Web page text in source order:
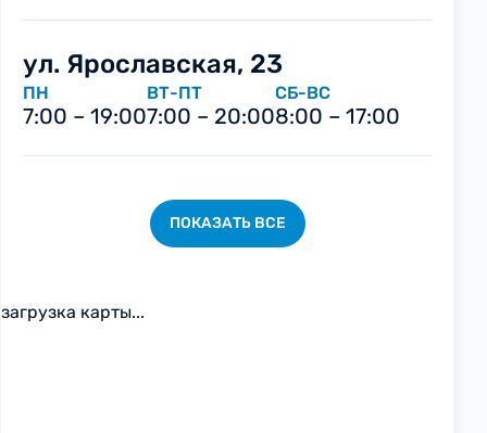
ул. Ярославская, 23
ПН
7:00 – 19:00
ВТ-ПТ
7:00 – 20:00
СБ-ВС
8:00 – 17:00
ПОКАЗАТЬ ВСЕ
загрузка карты...